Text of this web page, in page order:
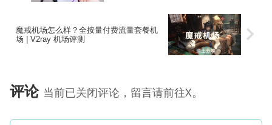
魔戒机场怎么样？全按量付费流量套餐机
场 | V2ray 机场评测
评论 当前已关闭评论，留言请前往X。